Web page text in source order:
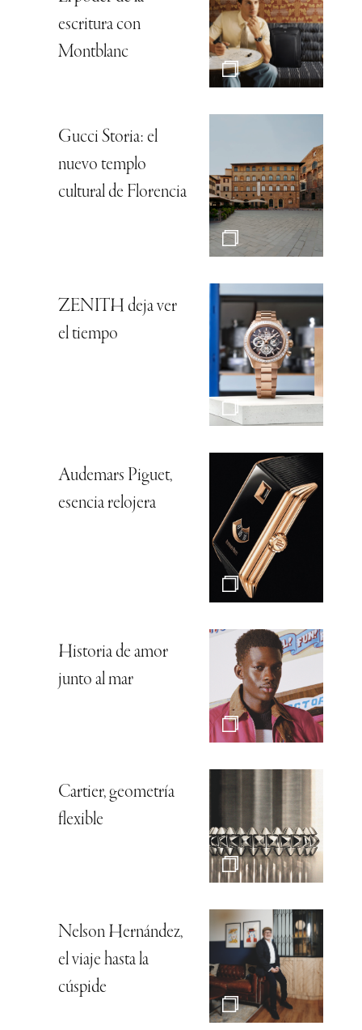
escritura con
Montblanc
Gucci Storia: el
nuevo templo
cultural de Florencia
ZENITH deja ver
el tiempo
Audemars Piguet,
esencia relojera
Historia de amor
junto al mar
Cartier, geometría
flexible
Nelson Hernández,
el viaje hasta la
cúspide